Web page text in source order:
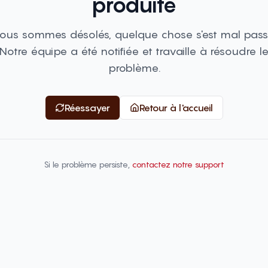
sommes désolés, quelque chose s'est mal
Notre équipe a été notifiée et travaille à résoudre le
problème.
Réessayer Retour à l'accueil
Si le problème persiste, contactez notre support